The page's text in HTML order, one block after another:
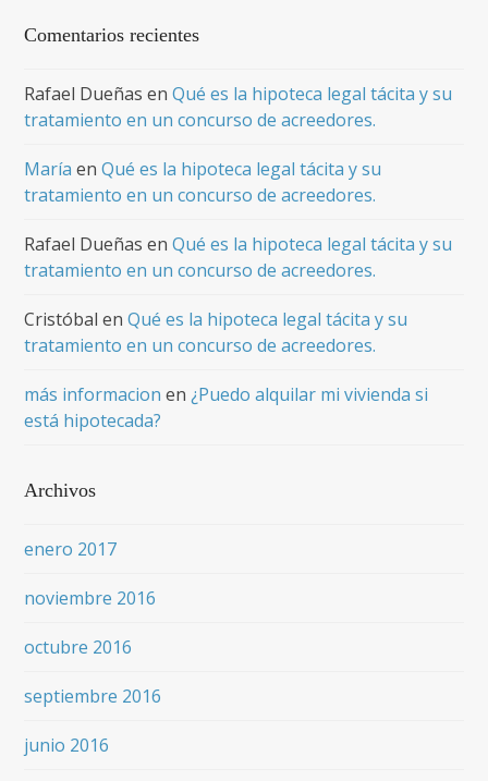
Comentarios recientes
Rafael Dueñas enQué es la hipoteca legal tácita y su
tratamiento en un concurso de acreedores.
María enQué es la hipoteca legal tácita y su
tratamiento en un concurso de acreedores.
Rafael Dueñas enQué es la hipoteca legal tácita y su
tratamiento en un concurso de acreedores.
Cristóbal enQué es la hipoteca legal tácita y su
tratamiento en un concurso de acreedores.
más informacion en¿Puedo alquilar mi vivienda si
está hipotecada?
Archivos
enero 2017
noviembre 2016
octubre 2016
septiembre 2016
junio 2016